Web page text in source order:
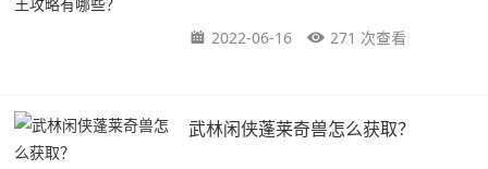
2022-06-16 271 次查看
武林闲侠蓬莱奇兽怎么获取？